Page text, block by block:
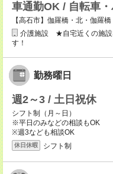
車通勤OK / 自転車
【高石市】伽羅橋・北・伽羅
介護施設 ★自宅近くの施設
す！
勤務曜日
週2～3 / 土日祝休
シフト制（月～日）
※平日のみなどの相談もOK
※週3なども相談OK
休日休暇 シフト制